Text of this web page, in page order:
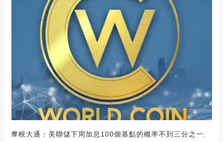
摩根大通：美聯儲下周加息100個基點的概率不到三分之一: